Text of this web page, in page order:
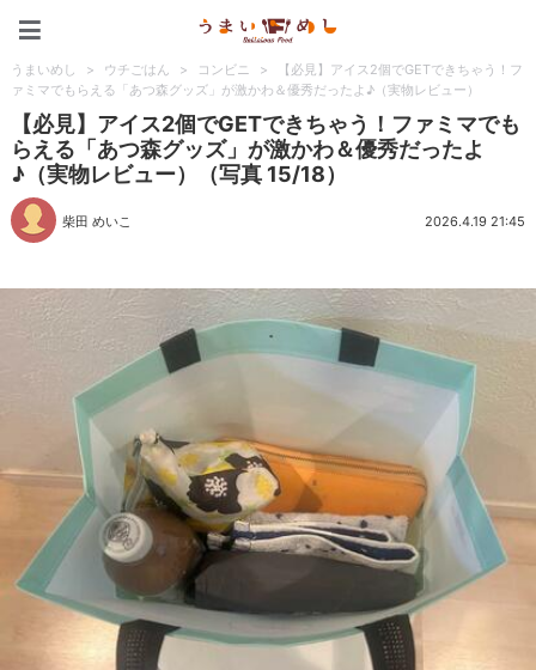
うまいめし > ウチごはん > コンビニ >
【必見】アイス2個でGETできちゃう！フ
ァミマでもらえる「あつ森グッズ」が激かわ＆優秀だったよ♪（実物レビュー）
【必見】アイス2個でGETできちゃう！ファミマでも
らえる「あつ森グッズ」が激かわ＆優秀だったよ
♪（実物レビュー）（写真 15/18）
柴田 めいこ 2026.4.19 21:45